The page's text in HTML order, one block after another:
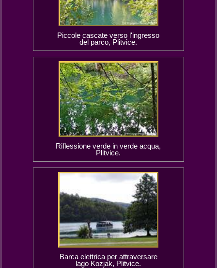
Piccole cascate verso l'ingresso
del parco, Plitvice.
Riflessione verde in verde acqua,
Plitvice.
Barca elettrica per attraversare
lago Kozjak, Plitvice.